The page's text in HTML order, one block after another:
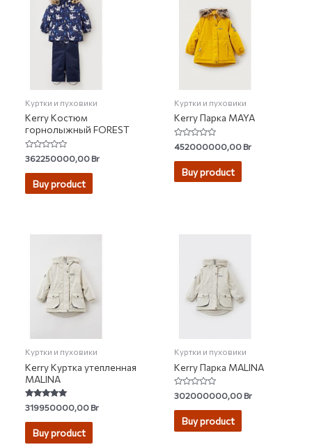
Куртки и пуховики
Kerry Костюм
горнолыжный FOREST
Rated
0
out
362250000,00Br
Buy product
Куртки и пуховики
Kerry Парка MAYA
Rated
0
out
452000000,00Br
Buy product
Куртки и пуховики
Kerry Куртка утепленная
MALINA
Rated
5.00
out of 5
319950000,00Br
Buy product
Куртки и пуховики
Kerry Парка MALINA
Rated
0
out
302000000,00Br
Buy product